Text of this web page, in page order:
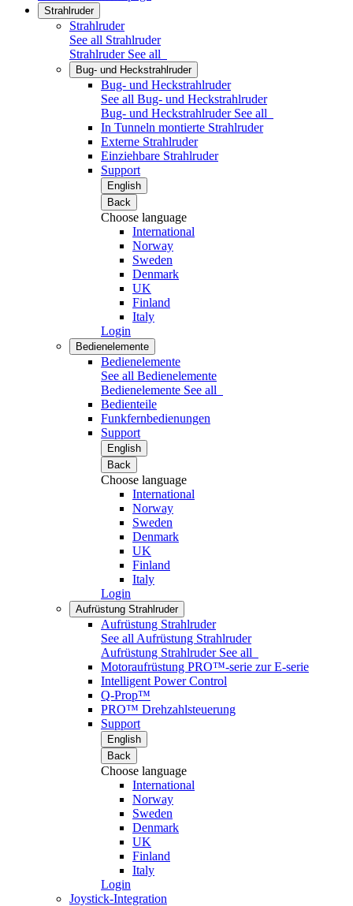
Strahlruder
Strahlruder
See all Strahlruder
Strahlruder See all
Bug- und Heckstrahlruder
Bug- und Heckstrahlruder
See all Bug- und Heckstrahlruder
Bug- und Heckstrahlruder See all
In Tunneln montierte Strahlruder
Externe Strahlruder
Einziehbare Strahlruder
Support
English
Back
Choose language
International
Norway
Sweden
Denmark
UK
Finland
Italy
Login
Bedienelemente
Bedienelemente
See all Bedienelemente
Bedienelemente See all
Bedienteile
Funkfernbedienungen
Support
English
Back
Choose language
International
Norway
Sweden
Denmark
UK
Finland
Italy
Login
Aufrüstung Strahlruder
Aufrüstung Strahlruder
See all Aufrüstung Strahlruder
Aufrüstung Strahlruder See all
Motoraufrüstung PRO™-serie zur E-serie
Intelligent Power Control
Q-Prop™
PRO™ Drehzahlsteuerung
Support
English
Back
Choose language
International
Norway
Sweden
Denmark
UK
Finland
Italy
Login
Joystick-Integration